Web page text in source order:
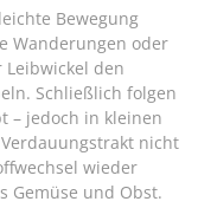
Bewegung
Wanderungen oder
Leibwickel den
Schließlich folgen
– jedoch in kleinen
nicht
wieder
Gemüse und Obst.